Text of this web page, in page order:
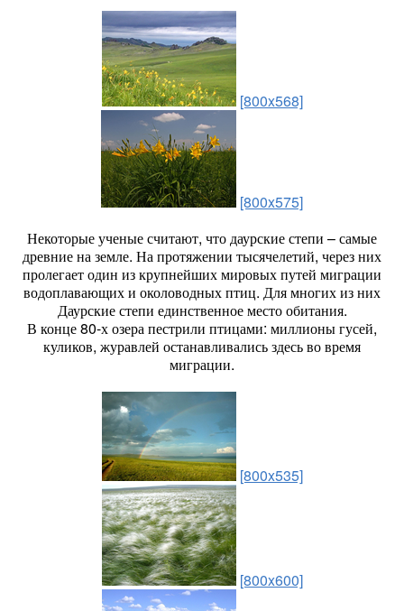
[800x568]
[800x575]
Некоторые ученые считают, что даурские степи – самые
древние на земле. На протяжении тысячелетий, через них
пролегает один из крупнейших мировых путей миграции
водоплавающих и околоводных птиц. Для многих из них
Даурские степи единственное место обитания.
В конце 80-х озера пестрили птицами: миллионы гусей,
куликов, журавлей останавливались здесь во время
миграции.
[800x535]
[800x600]